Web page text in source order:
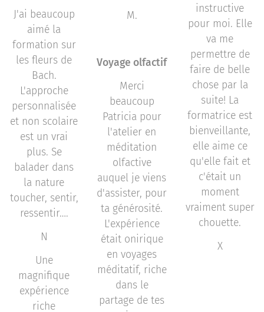
J'ai beaucoup
aimé la
formation sur
les fleurs de
Bach.
L'approche
personnalisée
et non scolaire
est un vrai
plus. Se
balader dans
la nature
toucher, sentir,
ressentir….
N
Une
magnifique
expérience
riche
M.
Voyage olfactif
Merci
beaucoup
Patricia pour
l'atelier en
méditation
olfactive
auquel je viens
d'assister, pour
ta générosité.
L'expérience
était onirique
en voyages
méditatif, riche
dans le
partage de tes
instructive
pour moi. Elle
va me
permettre de
faire de belle
chose par la
suite! La
formatrice est
bienveillante,
elle aime ce
qu'elle fait et
c'était un
moment
vraiment super
chouette.
X